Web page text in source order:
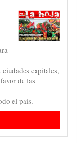
capitales,
de las
el país.